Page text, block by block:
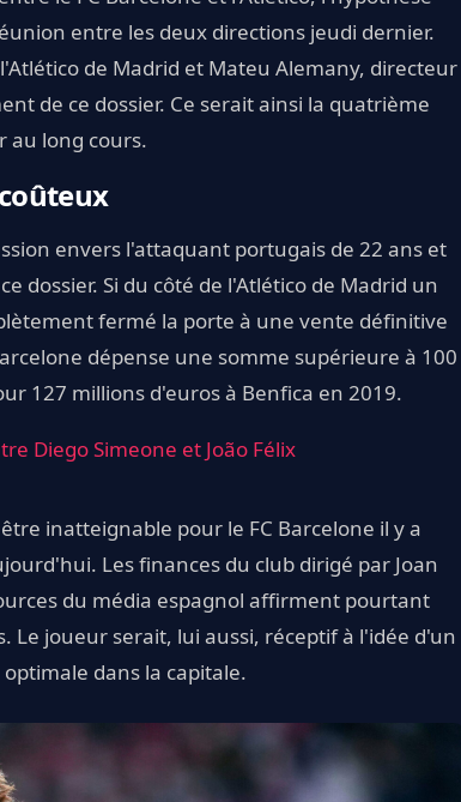
entre les deux directions jeudi dernier.
de Madrid et Mateu Alemany, directeur
de ce dossier. Ce serait ainsi la quatrième
au long cours.
envers l'attaquant portugais de 22 ans et
dossier. Si du côté de l'Atlético de Madrid un
fermé la porte à une vente définitive
dépense une somme supérieure à 100
127 millions d'euros à Benfica en 2019.
Diego Simeone et João Félix
inatteignable pour le FC Barcelone il y a
Les finances du club dirigé par Joan
du média espagnol affirment pourtant
joueur serait, lui aussi, réceptif à l'idée d'un
dans la capitale.